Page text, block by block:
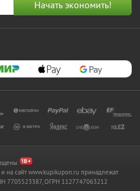
на сайт www.kupikupon.ru принадлежат
7705523387, ОГРН 1127747063212